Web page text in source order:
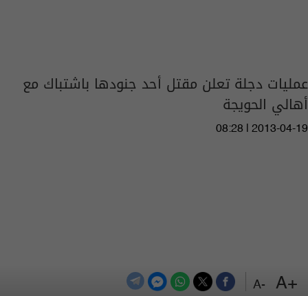
+A
-A
عمليات دجلة تعلن مقتل أحد جنودها باشتباك مع
أهالي الحويجة
08:28 | 2013-04-19